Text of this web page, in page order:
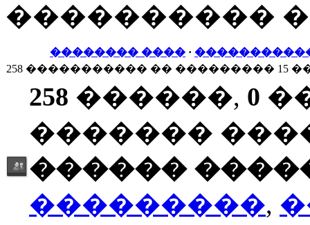
����������
�������� ���� ·
258 ����������� �� ��������� 15
258 ������, 0
�������
������
���������,